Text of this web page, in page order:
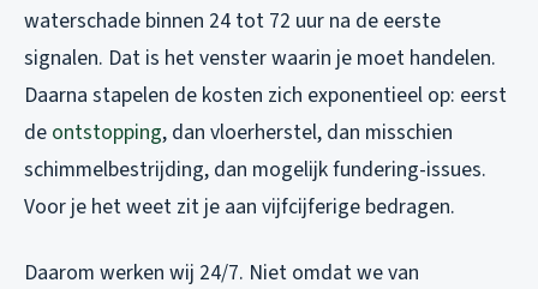
waterschade binnen 24 tot 72 uur na de eerste
signalen. Dat is het venster waarin je moet handelen.
Daarna stapelen de kosten zich exponentieel op: eerst
de ontstopping, dan vloerherstel, dan misschien
schimmelbestrijding, dan mogelijk fundering-issues.
Voor je het weet zit je aan vijfcijferige bedragen.
Daarom werken wij 24/7. Niet omdat we van